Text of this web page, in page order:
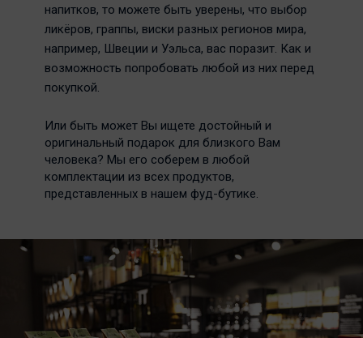
напитков, то можете быть уверены, что выбор
ликёров, граппы, виски разных регионов мира,
например, Швеции и Уэльса, вас поразит. Как и
возможность попробовать любой из них перед
покупкой.
Или быть может Вы ищете достойный и
оригинальный подарок для близкого Вам
человека? Мы его соберем в любой
комплектации из всех продуктов,
представленных в нашем фуд-бутике.